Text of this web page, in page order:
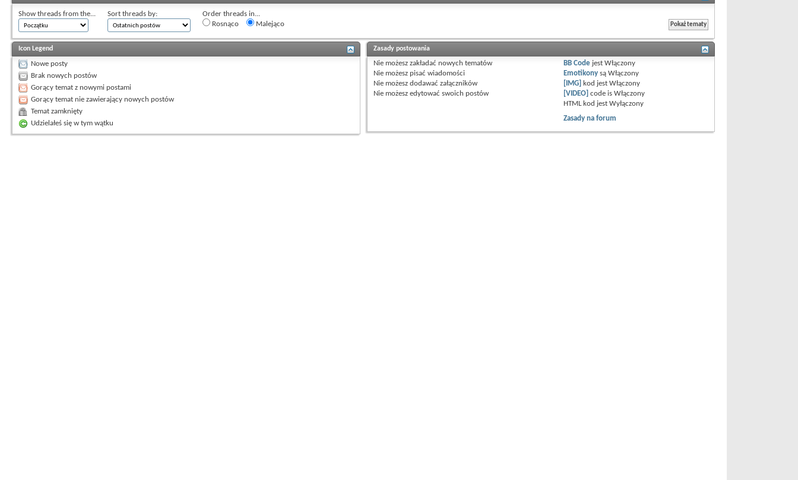
Show threads from the... Sort threads by:
Order threads in...
Rosnąco
Malejąco
Icon Legend
Nowe posty
Brak nowych postów
Gorący temat z nowymi postami
Gorący temat nie zawierający nowych postów
Temat zamknięty
Udzielałeś się w tym wątku
Zasady postowania
Nie możeszzakładać nowych tematów
Nie możeszpisać wiadomości
Nie możeszdodawać załączników
Nie możeszedytować swoich postów
BB Code jestWłączony
Emotikony sąWłączony
[IMG] kod jestWłączony
[VIDEO] code isWłączony
HTML kod jestWyłączony
Zasady na forum